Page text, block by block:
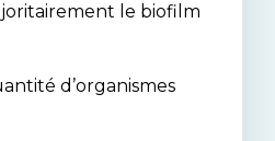
le biofilm
d’organismes